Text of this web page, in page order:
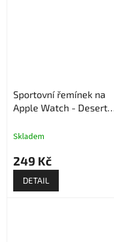
Sportovní řemínek na
Apple Watch - Desert
Skladem
249 Kč
DETAIL